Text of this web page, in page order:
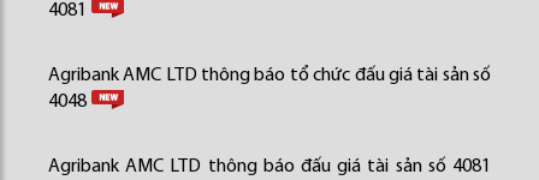
4081
Agribank AMC LTD thông báo tổ chức đấu giá tài sản số
4048
Agribank AMC LTD thông báo đấu giá tài sản số 4081